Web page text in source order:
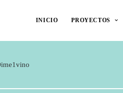
INICIO PROYECTOS